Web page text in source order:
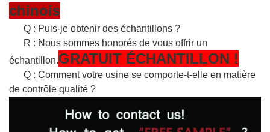
chinois
Q : Puis-je obtenir des échantillons ?
R : Nous sommes honorés de vous offrir un
échantillon.GRATUIT ÉCHANTILLON !
Q : Comment votre usine se comporte-t-elle en matière
de contrôle qualité ?